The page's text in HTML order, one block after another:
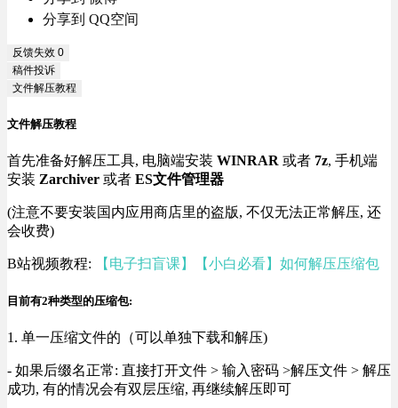
分享到 QQ空间
反馈失效 0
稿件投诉
文件解压教程
文件解压教程
首先准备好解压工具, 电脑端安装 WINRAR 或者 7z, 手机端
安装 Zarchiver 或者 ES文件管理器
(注意不要安装国内应用商店里的盗版, 不仅无法正常解压, 还
会收费)
B站视频教程: 【电子扫盲课】【小白必看】如何解压压缩包
目前有2种类型的压缩包:
1. 单一压缩文件的（可以单独下载和解压)
- 如果后缀名正常: 直接打开文件 > 输入密码 >解压文件 > 解压
成功, 有的情况会有双层压缩, 再继续解压即可